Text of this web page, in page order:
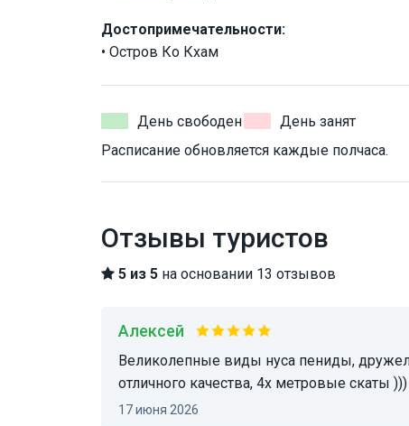
Достопримечательности:
• Остров Ко Кхам
День свободен
День занят
Расписание обновляется каждые полчаса.
Отзывы туристов
5 из 5 на основании 13 отзывов
Алексей
Великолепные виды нуса пениды, дружелюбный гид, сытный обед, подводные фото
отличного качества, 4х метровые скаты )))
17 июня 2026